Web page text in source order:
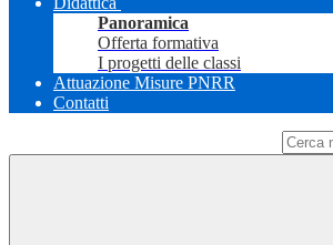
Panoramica
Offerta formativa
I progetti delle classi
Attuazione Misure PNRR
Contatti